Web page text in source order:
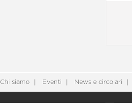
Chi siamo Eventi News e circolari